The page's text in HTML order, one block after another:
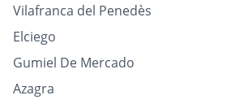
Vilafranca del Penedès
Elciego
Gumiel De Mercado
Azagra